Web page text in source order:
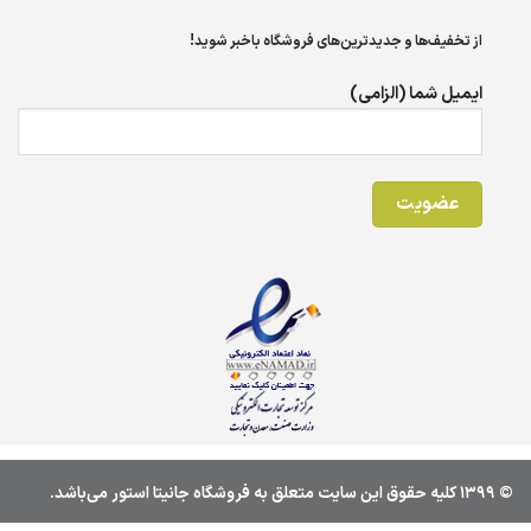
از تخفیف‌ها و جدیدترین‌های فروشگاه باخبر شوید!
ایمیل شما (الزامی)
© 1399 کليه حقوق اين سايت متعلق به فروشگاه جانیتا استور می‌باشد.